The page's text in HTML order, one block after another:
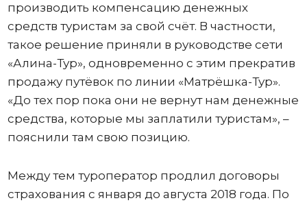
производить компенсацию денежных
средств туристам за свой счёт. В частности,
такое решение приняли в руководстве сети
«Алина-Тур», одновременно с этим прекратив
продажу путёвок по линии «Матрёшка-Тур».
«До тех пор пока они не вернут нам денежные
средства, которые мы заплатили туристам», –
пояснили там свою позицию.
Между тем туроператор продлил договоры
страхования с января до августа 2018 года. По